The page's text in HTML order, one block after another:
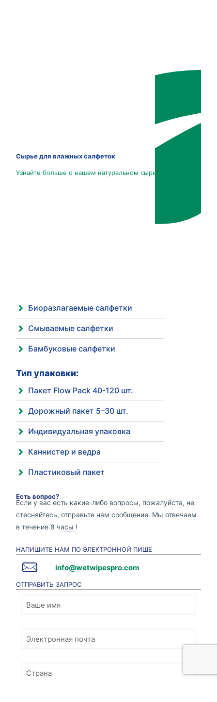
Сырье для влажных салфеток
Узнайте больше о нашем натуральном сырье
Биоразлагаемые салфетки
Смываемые салфетки
Бамбуковые салфетки
Тип упаковки:
Пакет Flow Pack 40-120 шт.
Дорожный пакет 5–30 шт.
Индивидуальная упаковка
Каннистер и ведра
Пластиковый пакет
Есть вопрос?
Если у вас есть какие-либо вопросы, пожалуйста, не
стесняйтесь, отправьте нам сообщение. Мы отвечаем
в течение 8 часы !
НАПИШИТЕ НАМ ПО ЭЛЕКТРОННОЙ ПИШЕ
info@wetwipespro.com
ОТПРАВИТЬ ЗАПРОС